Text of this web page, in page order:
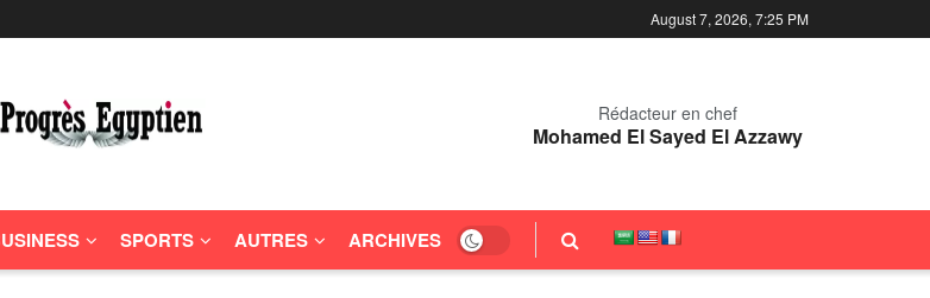
August 7, 2026, 7:25 PM
Rédacteur en chef
Mohamed El Sayed El Azzawy
SPORTS AUTRES ARCHIVES